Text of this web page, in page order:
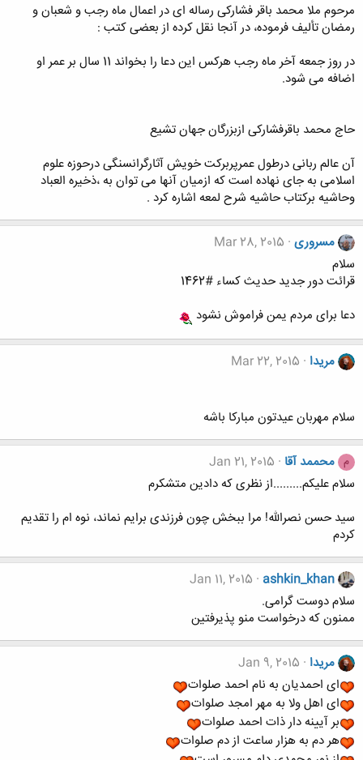
مرحوم ملا محمد باقر فشارکی رساله ای در اعمال ماه رجب و شعبان و
رمضان تألیف فرموده، در آنجا نقل کرده از بعضی کتب :
در روز جمعه آخر ماه رجب هرکس این دعا را بخواند 11 سال بر عمر او
اضافه می شود.
حاج محمد باقرفشارکی ازبزرگان جهان تشیع
آن عالم ربانی درطول عمرپربرکت خویش آثارگرانسنگی درحوزه علوم
اسلامی به جای نهاده است که ازمیان آنها می توان به ،ذخیره العباد
وحاشیه برکتاب حاشیه شرح لمعه اشاره کرد .
مسروری Mar 28, 2015
سلام
قرائت دور جدید حدیث کساء #1462
دعا برای مردم یمن فراموش نشود
مریدا Mar 22, 2015
سلام مهربان عیدتون مبارکا باشه
م محممد آقا Jan 21, 2015
سلام علیکم.........از نظری که دادین متشکرم
سید حسن نصرالله! مرا ببخش چون فرزندی برایم نماند، نوه ام را تقدیم
کردم
ashkin_khan
Jan 11, 2015
سلام دوست گرامی.
ممنون که درخواست منو پذیرفتین
مریدا Jan 9, 2015
ای احمدیان به نام احمد صلوات
ای اهل ولا به مهر امجد صلوات
بر آیینه دار ذات احمد صلوات
هر دم به هزار ساعت از دم صلوات